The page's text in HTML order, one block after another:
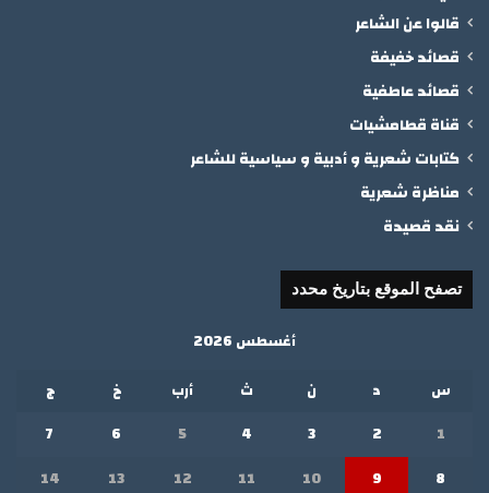
قالوا عن الشاعر
قصائد خفيفة
قصائد عاطفية
قناة قطامشيات
كتابات شعرية و أدبية و سياسية للشاعر
مناظرة شعرية
نقد قصيدة
تصفح الموقع بتاريخ محدد
أغسطس 2026
س
د ن ث أرب خ
ج
1
2
3
4
5
6
7
8
9
10
11
12
13
14